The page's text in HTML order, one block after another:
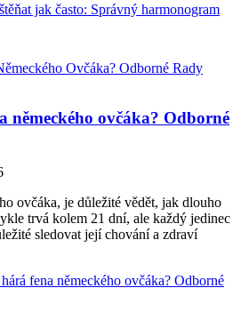
jak často: Správný harmonogram
německého ovčáka? Odborné
ovčáka, je důležité vědět, jak dlouho
trvá kolem 21 dní, ale každý jedinec
sledovat její chování a zdraví
fena německého ovčáka? Odborné